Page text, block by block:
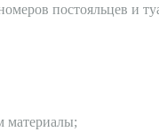
постояльцев и
материалы;